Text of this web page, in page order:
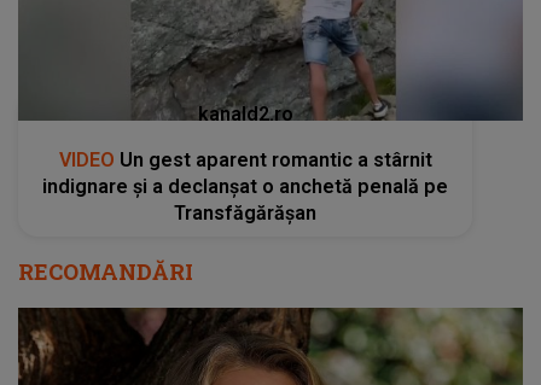
kanald2.ro
VIDEO Un gest aparent romantic a stârnit
indignare și a declanșat o anchetă penală pe
Transfăgărășan
RECOMANDĂRI